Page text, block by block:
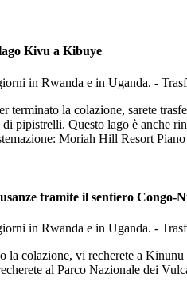
Kivu a Kibuye
terminato la colazione, sarete
pipistrelli. Questo lago è anche
Moriah Hill Resort
tramite il sentiero Congo-
la colazione, vi recherete a
al Parco Nazionale dei